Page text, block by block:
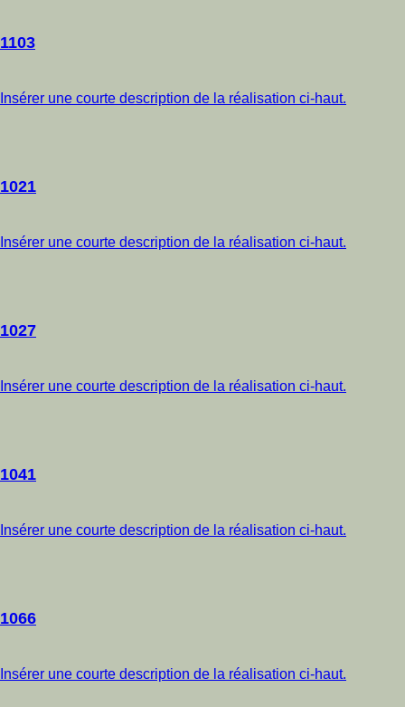
1103
Insérer une courte description de la réalisation ci-haut.
1021
Insérer une courte description de la réalisation ci-haut.
1027
Insérer une courte description de la réalisation ci-haut.
1041
Insérer une courte description de la réalisation ci-haut.
1066
Insérer une courte description de la réalisation ci-haut.